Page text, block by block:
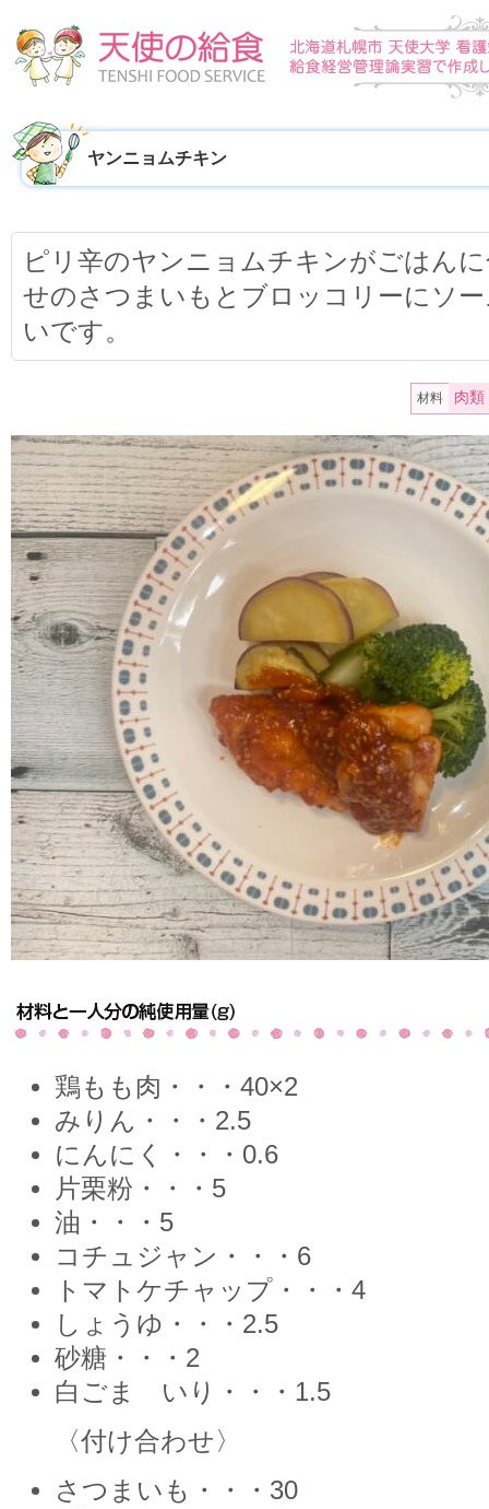
ヤンニョムチキン
ピリ辛のヤンニョムチキンがごはん
せのさつまいもとブロッコリーにソ
いです。
材料 肉類
鶏もも肉・・・40×2
みりん・・・2.5
にんにく・・・0.6
片栗粉・・・5
油・・・5
コチュジャン・・・6
トマトケチャップ・・・4
しょうゆ・・・2.5
砂糖・・・2
白ごま いり・・・1.5
〈付け合わせ〉
さつまいも・・・30